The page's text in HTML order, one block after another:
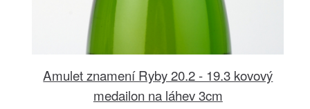
Amulet znamení Ryby 20.2 - 19.3 kovový
medailon na láhev 3cm